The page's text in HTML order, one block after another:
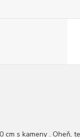
cm s kameny . Oheň,